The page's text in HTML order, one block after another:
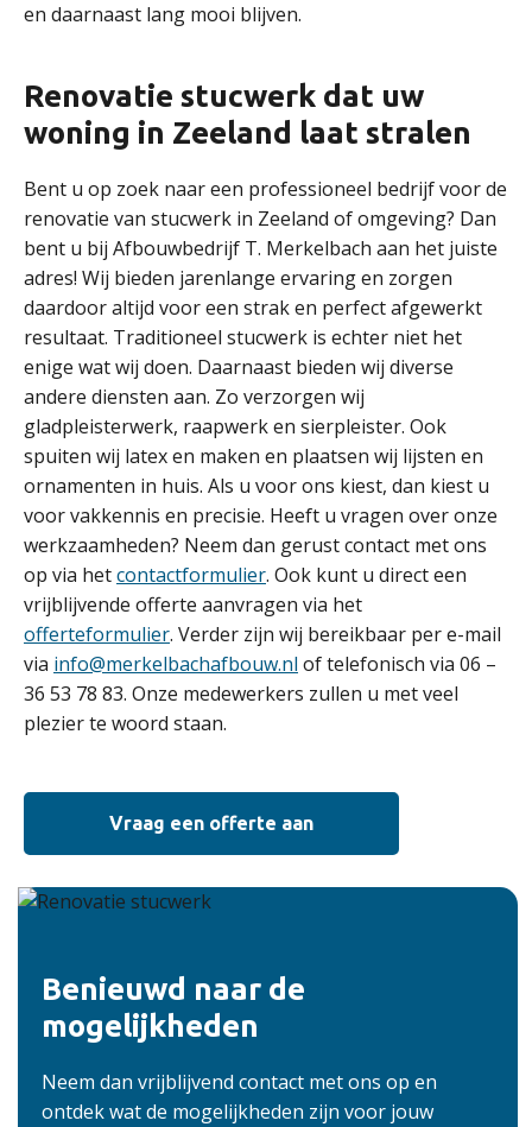
en daarnaast lang mooi blijven.
Renovatie stucwerk dat uw
woning in Zeeland laat stralen
Bent u op zoek naar een professioneel bedrijf voor de
renovatie van stucwerk in Zeeland of omgeving? Dan
bent u bij Afbouwbedrijf T. Merkelbach aan het juiste
adres! Wij bieden jarenlange ervaring en zorgen
daardoor altijd voor een strak en perfect afgewerkt
resultaat. Traditioneel stucwerk is echter niet het
enige wat wij doen. Daarnaast bieden wij diverse
andere diensten aan. Zo verzorgen wij
gladpleisterwerk, raapwerk en sierpleister. Ook
spuiten wij latex en maken en plaatsen wij lijsten en
ornamenten in huis. Als u voor ons kiest, dan kiest u
voor vakkennis en precisie. Heeft u vragen over onze
werkzaamheden? Neem dan gerust contact met ons
op via hetcontactformulier. Ook kunt u direct een
vrijblijvende offerte aanvragen via het
offerteformulier. Verder zijn wij bereikbaar per e-mail
via info@merkelbachafbouw.nl of telefonisch via 06 –
36 53 78 83. Onze medewerkers zullen u met veel
plezier te woord staan.
Vraag een offerte aan
Benieuwd naar de
mogelijkheden
Neem dan vrijblijvend contact met ons op en
ontdek wat de mogelijkheden zijn voor jouw